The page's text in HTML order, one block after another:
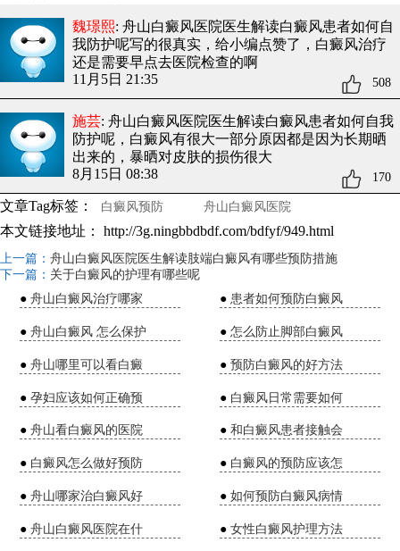
魏璟熙: 舟山白癜风医院医生解读白癜风患者如何自
我防护呢写的很真实，给小编点赞了，白癜风治疗
还是需要早点去医院检查的啊
11月5日 21:35
508
施芸: 舟山白癜风医院医生解读白癜风患者如何自我
防护呢，白癜风有很大一部分原因都是因为长期晒
出来的，暴晒对皮肤的损伤很大
8月15日 08:38
170
文章Tag标签： 白癜风预防 舟山白癜风医院
本文链接地址： http://3g.ningbbdbdf.com/bdfyf/949.html
上一篇： 舟山白癜风医院医生解读肢端白癜风有哪些预防措施
下一篇： 关于白癜风的护理有哪些呢
●舟山白癜风治疗哪家 ● 患者如何预防白癜风
●舟山白癜风 怎么保护 ●怎么防止脚部白癜风
●舟山哪里可以看白癜 ●预防白癜风的好方法
●孕妇应该如何正确预 ● 白癜风日常需要如何
●舟山看白癜风的医院 ●和白癜风患者接触会
● 白癜风怎么做好预防 ● 白癜风的预防应该怎
●舟山哪家治白癜风好 ●如何预防白癜风病情
●舟山白癜风医院在什 ●女性白癜风护理方法